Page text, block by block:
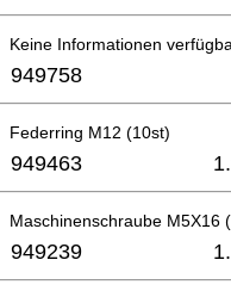
Keine Informationen
949758
Federring M12 (10st)
949463
Maschinenschraube M5X16
949239